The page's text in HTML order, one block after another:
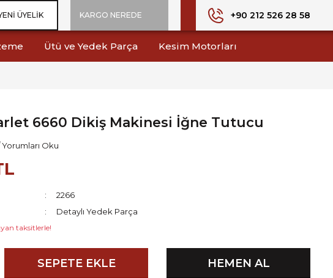
ÜYELIK KARGO NEREDE +90 212 526 28 58
Ütü ve Yedek Parça Kesim Motorları
6660 Dikiş Makinesi İğne Tutucu
Oku
2266
Detaylı Yedek Parça
taksitlerle!
SEPETE EKLE HEMEN AL